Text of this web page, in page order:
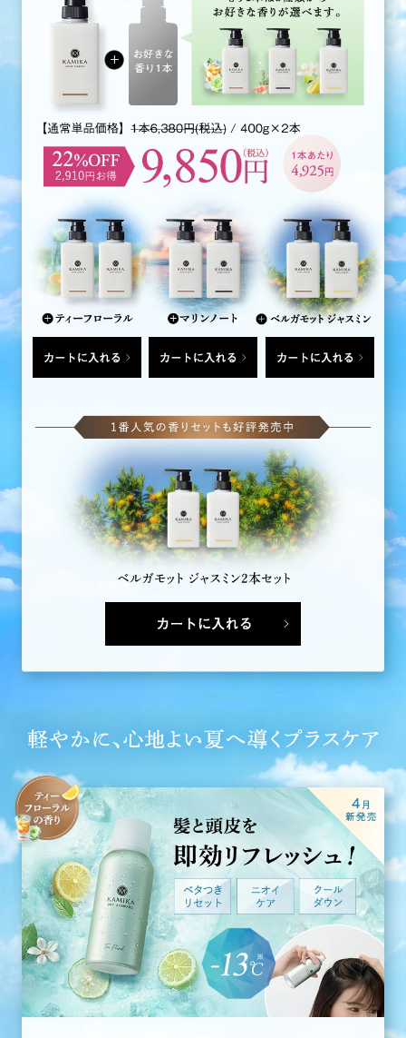
カートに入れる
カートに入れる カートに入れる
カートに入れる